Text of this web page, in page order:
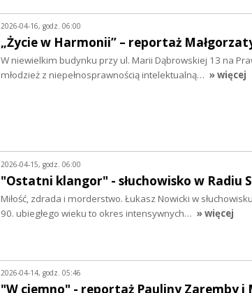
2026-04-16, godz. 06:00
„Życie w Harmonii” – reportaż
W niewielkim budynku przy ul. Marii Dąbrowskiej 13 na
młodzież z niepełnosprawnością intelektualną… » więcej
2026-04-15, godz. 06:00
"Ostatni klangor" - słuchowisko w Radiu
Miłość, zdrada i morderstwo. Łukasz Nowicki w
90. ubiegłego wieku to okres intensywnych… » więcej
2026-04-14, godz. 05:46
"W ciemno" - reportaż Pauliny Zaremby i